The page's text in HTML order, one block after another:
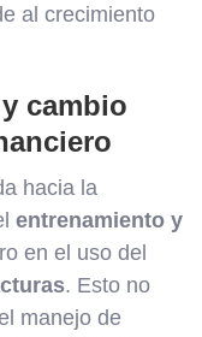
al crecimiento
cambio
hacia la
entrenamiento y
en el uso del
. Esto no
manejo de